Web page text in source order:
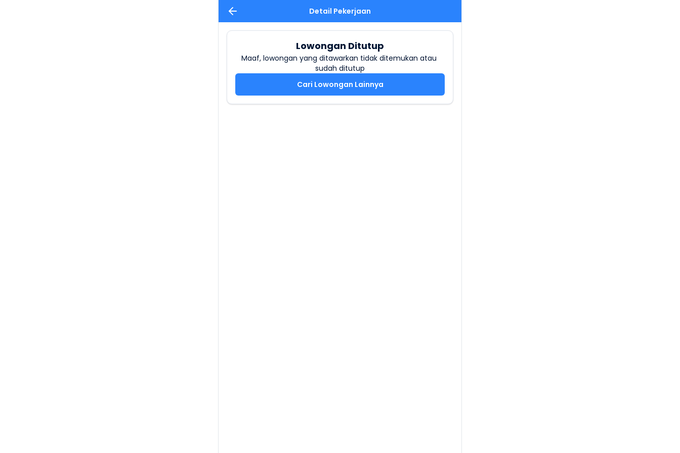
Detail Pekerjaan
Lowongan Ditutup
Maaf, lowongan yang ditawarkan tidak ditemukan atau
sudah ditutup
Cari Lowongan Lainnya